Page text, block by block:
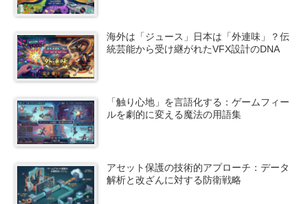
海外は「ジュース」日本は「外連味」？伝
統芸能から受け継がれたVFX設計のDNA
「触り心地」を言語化する：ゲームフィー
ルを劇的に変える魔法の用語集
アセット保護の技術的アプローチ：データ
解析と改ざんに対する防衛戦略